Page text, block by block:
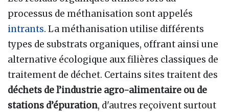
processus de méthanisation sont appelés
intrants. La méthanisation utilise différents
types de substrats organiques, offrant ainsi une
alternative écologique aux filières classiques de
traitement de déchet. Certains sites traitent des
déchets de l’industrie agro-alimentaire ou de
stations d’épuration, d'autres reçoivent surtout